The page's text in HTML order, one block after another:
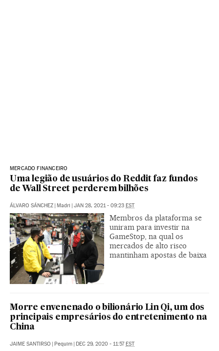
MERCADO FINANCEIRO
Uma legião de usuários do Reddit faz fundos
de Wall Street perderem bilhões
ÁLVARO SÁNCHEZ Madri JAN 28, 2021 - 09:23 EST
Membros da plataforma se
uniram para investir na
GameStop, na qual os
mercados de alto risco
mantinham apostas de baixa
Morre envenenado o bilionário Lin Qi, um dos
principais empresários do entretenimento na
China
JAIME SANTIRSO Pequim DEC 29, 2020 - 11:57 EST